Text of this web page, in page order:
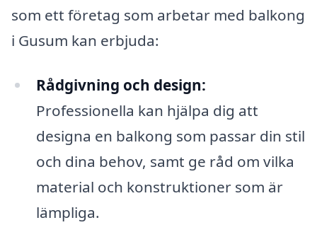
som ett företag som arbetar med balkong
i Gusum kan erbjuda:
Rådgivning och design:
Professionella kan hjälpa dig att
designa en balkong som passar din stil
och dina behov, samt ge råd om vilka
material och konstruktioner som är
lämpliga.